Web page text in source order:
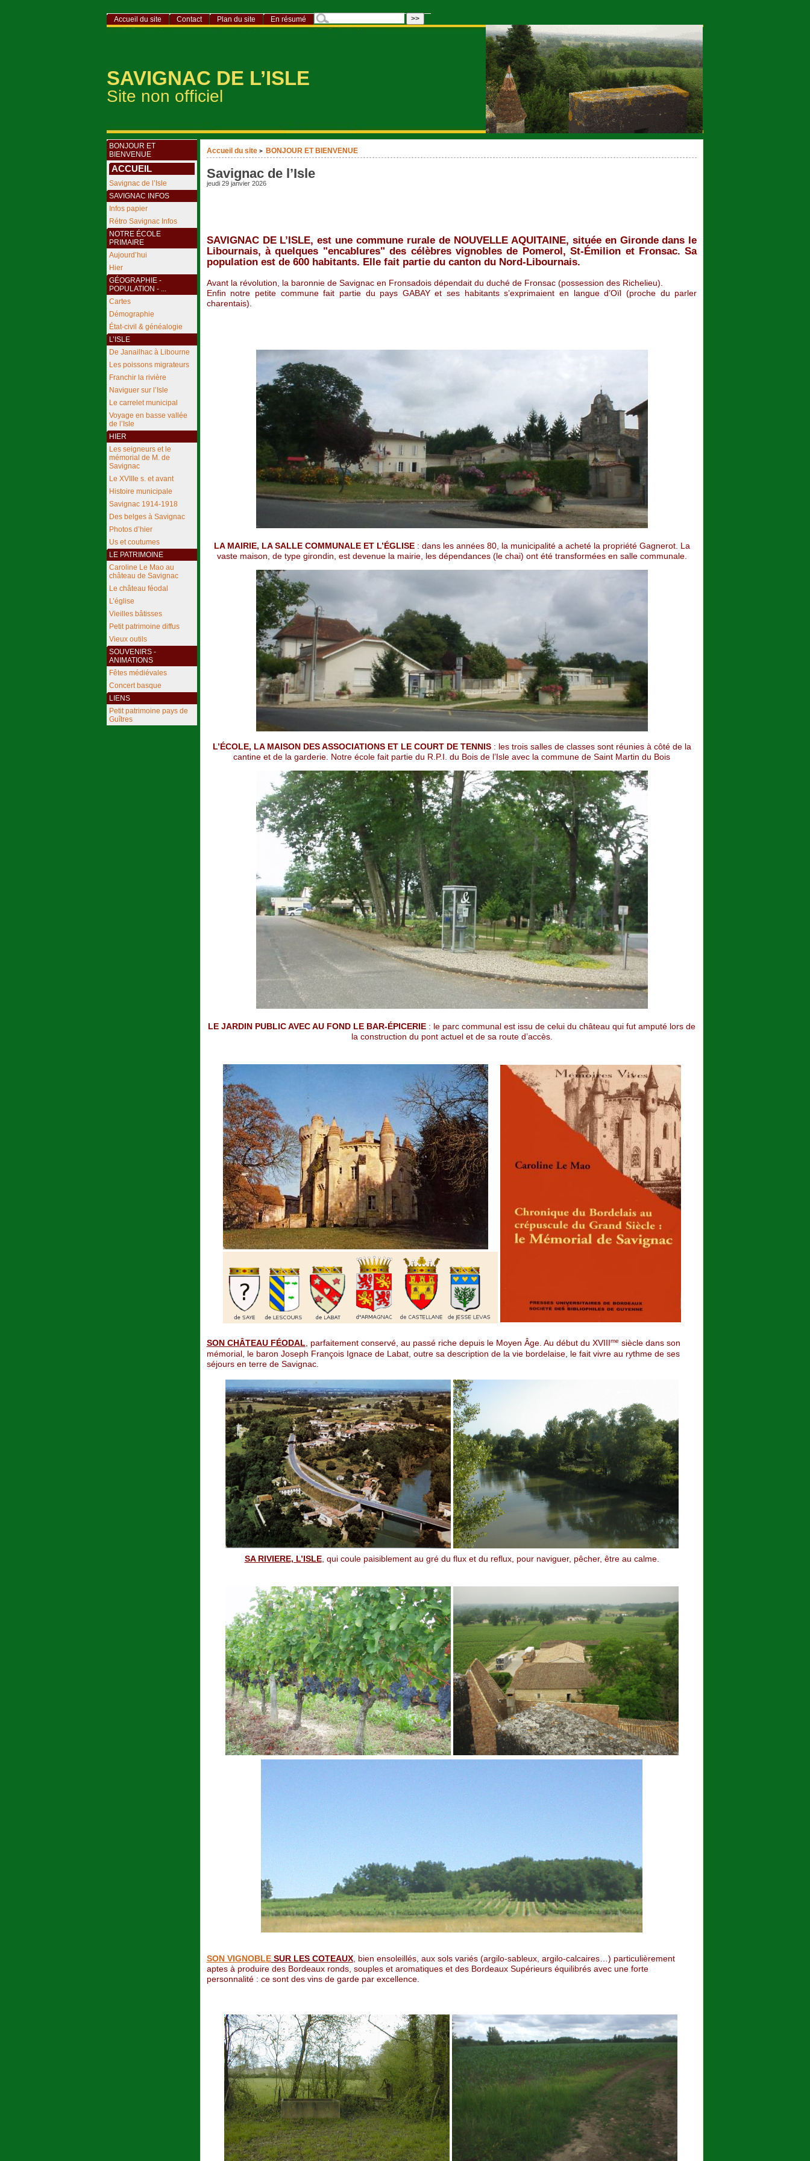
SAVIGNAC DE L’ISLE
Site non officiel
Accueil du site > BONJOUR ET BIENVENUE
Savignac de l’Isle
jeudi 29 janvier 2026
SAVIGNAC DE L’ISLE, est une commune rurale de NOUVELLE AQUITAINE, située en Gironde dans le
Libournais, à quelques "encablures" des célèbres vignobles de Pomerol, St-Émilion et Fronsac. Sa
population est de 600 habitants. Elle fait partie du canton du Nord-Libournais.
Avant la révolution, la baronnie de Savignac en Fronsadois dépendait du duché de Fronsac (possession des Richelieu).
Enfin notre petite commune fait partie du pays GABAY et ses habitants s’exprimaient en langue d’Oïl (proche du parler
charentais).
LA MAIRIE, LA SALLE COMMUNALE ET L’ÉGLISE: dans les années 80, la municipalité a acheté la propriété Gagnerot. La
vaste maison, de type girondin, est devenue la mairie, les dépendances (le chai) ont été transformées en salle communale.
L’ÉCOLE, LA MAISON DES ASSOCIATIONS ET LE COURT DE TENNIS: les trois salles de classes sont réunies à côté de la
cantine et de la garderie. Notre école fait partie du R.P.I. du Bois de l’Isle avec la commune de Saint Martin du Bois
LE JARDIN PUBLIC AVEC AU FOND LE BAR-ÉPICERIE : le parc communal est issu de celui du château qui fut amputé lors de
la construction du pont actuel et de sa route d’accès.
SON CHÂTEAU FÉODAL, parfaitement conservé, au passé riche depuis le Moyen Âge. Au début du XVIII me siècle dans son
mémorial, le baron Joseph François Ignace de Labat, outre sa description de la vie bordelaise, le fait vivre au rythme de ses
séjours en terre de Savignac.
SA RIVIERE, L’ISLE, qui coule paisiblement au gré du flux et du reflux, pour naviguer, pêcher, être au calme.
SON VIGNOBLESUR LES COTEAUX, bien ensoleillés, aux sols variés (argilo-sableux, argilo-calcaires…) particulièrement
aptes à produire des Bordeaux ronds, souples et aromatiques et des Bordeaux Supérieurs équilibrés avec une forte
personnalité : ce sont des vins de garde par excellence.
Accueil du site Contact Plan du site En résumé
BONJOUR ET
BIENVENUE
ACCUEIL
Savignac de l’Isle
SAVIGNAC INFOS
Infos papier
Rétro Savignac Infos
NOTRE ÉCOLE
PRIMAIRE
Aujourd’hui
Hier
GÉOGRAPHIE -
POPULATION - ...
Cartes
Démographie
État-civil & généalogie
L’ISLE
De Janailhac à Libourne
Les poissons migrateurs
Franchir la rivière
Naviguer sur l’Isle
Le carrelet municipal
Voyage en basse vallée
de l’Isle
HIER
Les seigneurs et le
mémorial de M. de
Savignac
Le XVIIIe s. et avant
Histoire municipale
Savignac 1914-1918
Des belges à Savignac
Photos d’hier
Us et coutumes
LE PATRIMOINE
Caroline Le Mao au
château de Savignac
Le château féodal
L’église
Vieilles bâtisses
Petit patrimoine diffus
Vieux outils
SOUVENIRS -
ANIMATIONS
Fêtes médiévales
Concert basque
LIENS
Petit patrimoine pays de
Guîtres